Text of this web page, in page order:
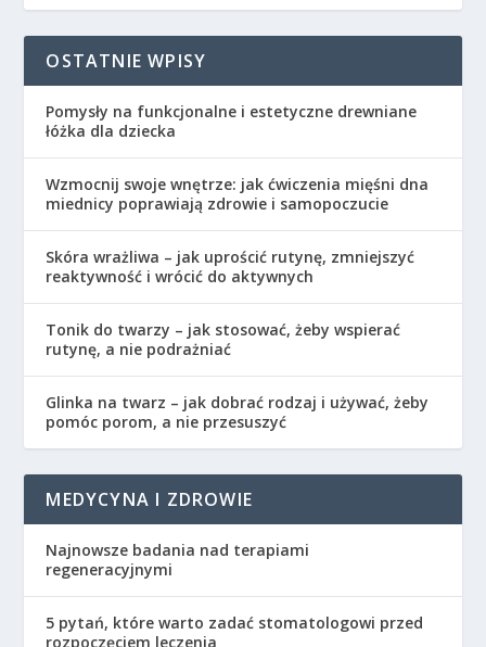
OSTATNIE WPISY
Pomysły na funkcjonalne i estetyczne drewniane
łóżka dla dziecka
Wzmocnij swoje wnętrze: jak ćwiczenia mięśni dna
miednicy poprawiają zdrowie i samopoczucie
Skóra wrażliwa – jak uprościć rutynę, zmniejszyć
reaktywność i wrócić do aktywnych
Tonik do twarzy – jak stosować, żeby wspierać
rutynę, a nie podrażniać
Glinka na twarz – jak dobrać rodzaj i używać, żeby
pomóc porom, a nie przesuszyć
MEDYCYNA I ZDROWIE
Najnowsze badania nad terapiami
regeneracyjnymi
5 pytań, które warto zadać stomatologowi przed
rozpoczęciem leczenia